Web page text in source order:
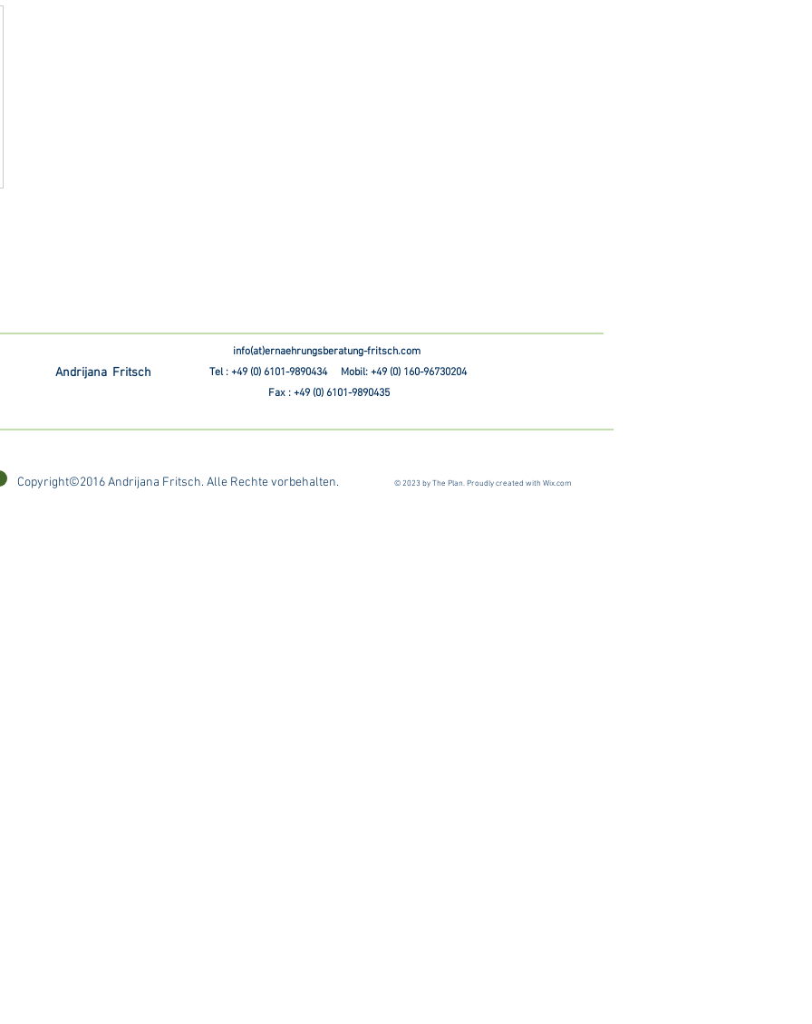
info(at)ernaehrungsberatung-fritsch.com
Andrijana Fritsch
Tel : +49 (0) 6101-9890434 Mobil: +49 (0) 160-96730204
Fax : +49 (0) 6101-9890435
Copyright©2016 Andrijana Fritsch. Alle Rechte vorbehalten. © 2023 by The Plan. Proudly created withWix.com